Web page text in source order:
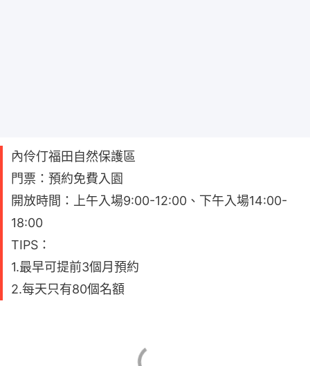
內伶仃福田自然保護區
門票：預約免費入園
開放時間：上午入場9:00-12:00、下午入場14:00-
18:00
TIPS：
1.最早可提前3個月預約
2.每天只有80個名額